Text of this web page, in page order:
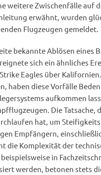
weitere Zwischenfälle auf
erwähnt, wurden
Flugzeugen gemeldet.
bekannte Ablösen eines
sich ein ähnliches
Eagles über
haben diese Vorfälle
aufkommen
Die Tatsache,
hat, um
Empfängern,
die Komplexität der
in
werden, betonen stets